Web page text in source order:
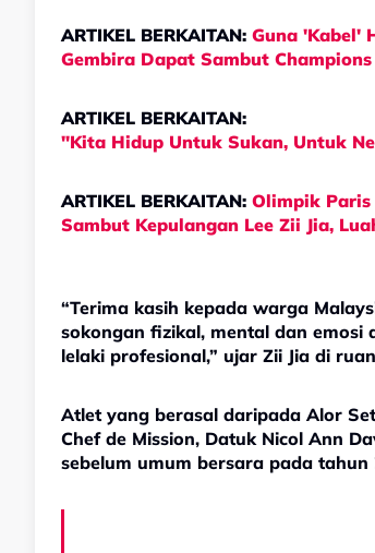
ARTIKEL BERKAITAN: Guna 'Kabel'
Gembira Dapat Sambut
ARTIKEL BERKAITAN:
"Kita Hidup Untuk Sukan, Untuk
ARTIKEL BERKAITAN: Olimpik Paris
Sambut Kepulangan Lee Zii Jia,
“Terima kasih kepada warga
sokongan fizikal, mental dan emosi
lelaki profesional,” ujar Zii Jia di
Atlet yang berasal daripada Alor
Chef de Mission, Datuk Nicol Ann
sebelum umum bersara pada tahun